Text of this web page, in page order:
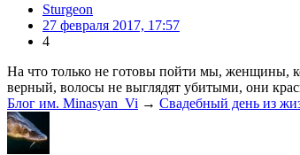
Sturgeon
27 февраля 2017, 17:57
4
На что только не готовы пойти мы, женщины,
верный, волосы не выглядят убитыми, они
Блог им. Minasyan_Vi → Свадебный день из